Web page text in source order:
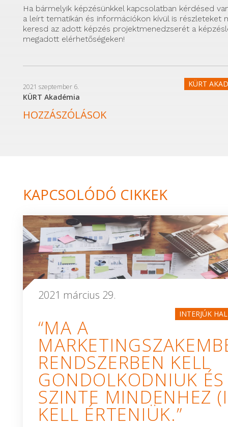
Ha bármelyik képzésünkkel kapcsolatban kérdésed
a leírt tematikán és információkon kívül is részleteket
keresd az adott képzés projektmenedzserét a
megadott elérhetőségeken!
2021 szeptember 6.
KÜRT Akadémia
KÜRT
HOZZÁSZÓLÁSOK
KAPCSOLÓDÓ CIKKEK
INTERJÚK
2021 március 29.
“MA A
RENDSZERBEN KELL
GONDOLKODNIUK ÉS
SZINTE MINDENHEZ
KELL ÉRTENIÜK.”